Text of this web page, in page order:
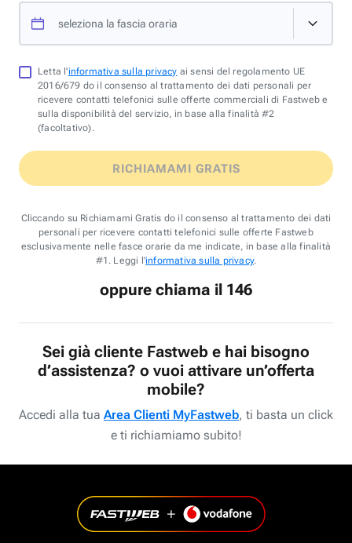
seleziona la fascia oraria
Letta l'informativa sulla privacy ai sensi del regolamento UE
2016/679 do il consenso al trattamento dei dati personali per
ricevere contatti telefonici sulle offerte commerciali di Fastweb e
sulla disponibilità del servizio, in base alla finalità #2
(facoltativo).
RICHIAMAMI GRATIS
Cliccando su Richiamami Gratis do il consenso al trattamento dei dati
personali per ricevere contatti telefonici sulle offerte Fastweb
esclusivamente nelle fasce orarie da me indicate, in base alla finalità
#1. Leggi l'informativa sulla privacy.
oppure chiama il 146
Sei già cliente Fastweb e hai bisogno
d’assistenza? o vuoi attivare un’offerta
mobile?
Accedi alla tua Area Clienti MyFastweb, ti basta un click
e ti richiamiamo subito!